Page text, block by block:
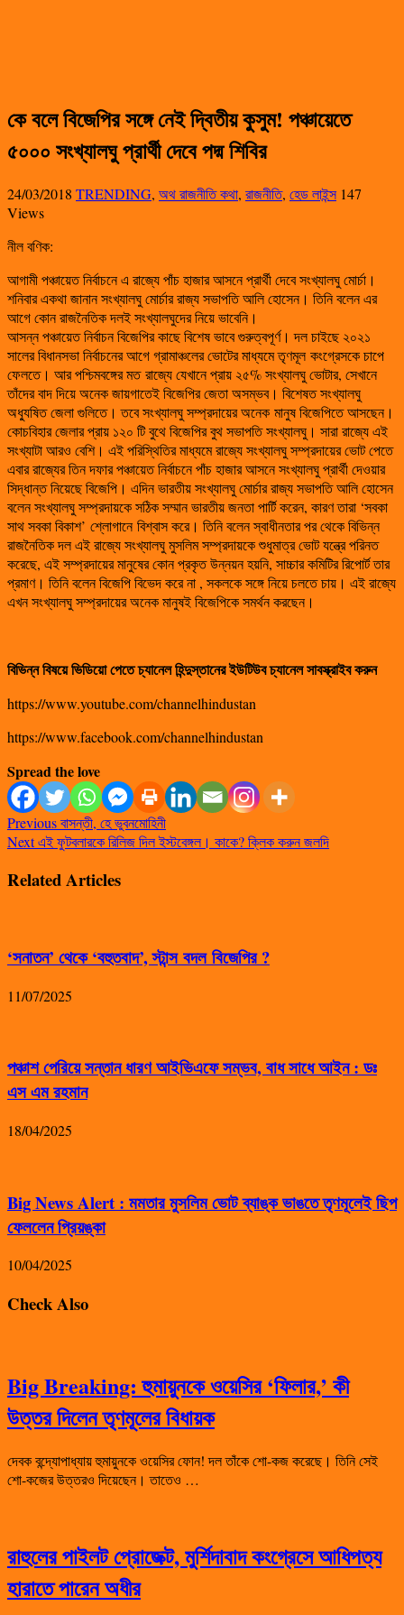
কে বলে বিজেপির সঙ্গে নেই দ্বিতীয় কুসুম! পঞ্চায়েতে
৫০০০ সংখ্যালঘু প্রার্থী দেবে পদ্ম শিবির
24/03/2018 TRENDING, অথ রাজনীতি কথা, রাজনীতি, হেড লাইন্স 147
Views
নীল বণিক:
আগামী পঞ্চায়েত নির্বাচনে এ রাজ্যে পাঁচ হাজার আসনে প্রার্থী দেবে সংখ্যালঘু মোর্চা।
শনিবার একথা জানান সংখ্যালঘু মোর্চার রাজ্য সভাপতি আলি হোসেন। তিনি বলেন এর
আগে কোন রাজনৈতিক দলই সংখ্যালঘুদের নিয়ে ভাবেনি।
আসন্ন পঞ্চায়েত নির্বাচন বিজেপির কাছে বিশেষ ভাবে গুরুত্বপূর্ণ। দল চাইছে ২০২১
সালের বিধানসভা নির্বাচনের আগে গ্রামাঞ্চলের ভোটের মাধ্যমে তৃণমূল কংগ্রেসকে চাপে
ফেলতে। আর পশ্চিমবঙ্গের মত রাজ্যে যেখানে প্রায় ২৫% সংখ্যালঘু ভোটার, সেখানে
তাঁদের বাদ দিয়ে অনেক জায়গাতেই বিজেপির জেতা অসম্ভব। বিশেষত সংখ্যালঘু
অধ্যুষিত জেলা গুলিতে। তবে সংখ্যালঘু সম্প্রদায়ের অনেক মানুষ বিজেপিতে আসছেন।
কোচবিহার জেলার প্রায় ১২০ টি বুথে বিজেপির বুথ সভাপতি সংখ্যালঘু। সারা রাজ্যে এই
সংখ্যাটা আরও বেশি। এই পরিস্থিতির মাধ্যমে রাজ্যে সংখ্যালঘু সম্প্রদায়ের ভোট পেতে
এবার রাজ্যের তিন দফার পঞ্চায়েত নির্বাচনে পাঁচ হাজার আসনে সংখ্যালঘু প্রার্থী দেওয়ার
সিদ্ধান্ত নিয়েছে বিজেপি। এদিন ভারতীয় সংখ্যালঘু মোর্চার রাজ্য সভাপতি আলি হোসেন
বলেন সংখ্যালঘু সম্প্রদায়কে সঠিক সম্মান ভারতীয় জনতা পার্টি করেন, কারণ তারা ‘সবকা
সাথ সবকা বিকাশ’ শ্লোগানে বিশ্বাস করে। তিনি বলেন স্বাধীনতার পর থেকে বিভিন্ন
রাজনৈতিক দল এই রাজ্যে সংখ্যালঘু মুসলিম সম্প্রদায়কে শুধুমাত্র ভোট যন্ত্রে পরিনত
করেছে, এই সম্প্রদায়ের মানুষের কোন প্রকৃত উন্নয়ন হয়নি, সাচ্চার কমিটির রিপোর্ট তার
প্রমাণ। তিনি বলেন বিজেপি বিভেদ করে না , সকলকে সঙ্গে নিয়ে চলতে চায়। এই রাজ্যে
এখন সংখ্যালঘু সম্প্রদায়ের অনেক মানুষই বিজেপিকে সমর্থন করছেন।
বিভিন্ন বিষয়ে ভিডিয়ো পেতে চ্যানেল হিন্দুস্তানের ইউটিউব চ্যানেল সাবস্ক্রাইব করুন
https://www.youtube.com/channelhindustan
https://www.facebook.com/channelhindustan
Spread the love
Previousবাসন্তী, হে ভুবনমোহিনী
Nextএই ফুটবলারকে রিলিজ দিল ইস্টবেঙ্গল। কাকে?‌ ক্লিক করুন জলদি
Related Articles
‘সনাতন’ থেকে ‘বহুতবাদ’, স্টান্স বদল বিজেপির ?
11/07/2025
পঞ্চাশ পেরিয়ে সন্তান ধারণ আইভিএফে সম্ভব, বাধ সাধে আইন : ডঃ
এস এম রহমান
18/04/2025
Big News Alert : মমতার মুসলিম ভোট ব্যাঙ্ক ভাঙতে তৃণমূলেই ছিপ
ফেললেন প্রিয়ঙ্কা
10/04/2025
Check Also
Big Breaking: হুমায়ুনকে ওয়েসির ‘ফিলার,’ কী
উত্তর দিলেন তৃণমূলের বিধায়ক
দেবক বন্দ্যোপাধ্যায় হুমায়ুনকে ওয়েসির ফোন! দল তাঁকে শো-কজ করেছে। তিনি সেই
শো-কজের উত্তরও দিয়েছেন। তাতেও …
রাহুলের পাইলট প্রোজেক্ট, মুর্শিদাবাদ কংগ্রেসে আধিপত্য
হারাতে পারেন অধীর